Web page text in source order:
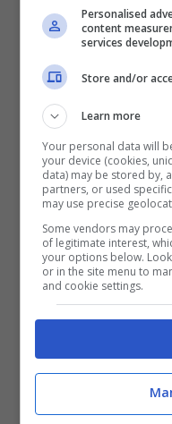
Leggi anche —–>
sostituita: chi
bomba della
tempesta i fiori
Personalised
content
services
Store and/or
Learn more
Your personal data will
your device (cookies,
data) may be stored by,
partners, or used
may use precise
Some vendors may
of legitimate interest,
your options below.
or in the site menu to
and cookie settings.